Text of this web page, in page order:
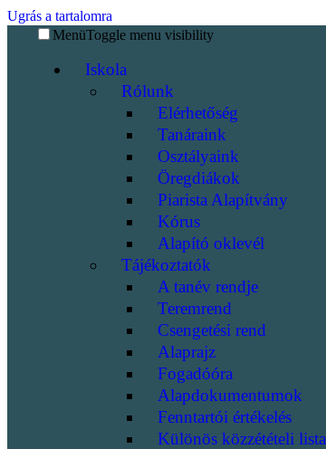
Ugrás a tartalomra
MenüToggle menu visibility
Iskola
Rólunk
Elérhetőség
Tanáraink
Osztályaink
Öregdiákok
Piarista Alapítvány
Kórus
Alapító oklevél
Tájékoztatók
A tanév rendje
Teremrend
Csengetési rend
Alaprajz
Fogadóóra
Alapdokumentumok
Fenntartói értékelés
Különös közzétételi lista